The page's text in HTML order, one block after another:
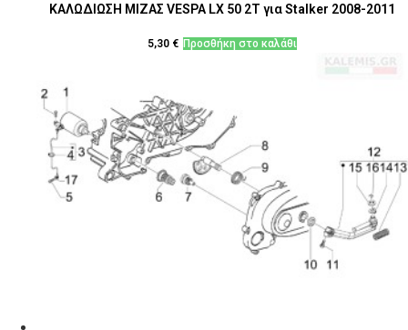
ΚΑΛΩΔΙΩΣΗ ΜΙΖΑΣ VESPA LX 50 2T για Stalker 2008-2011
5,30 € Προσθήκη στο καλάθι